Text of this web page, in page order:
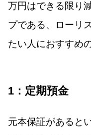
万円はできる限り
プである、ローリ
たい人におすすめ
1：定期預金
元本保証があると